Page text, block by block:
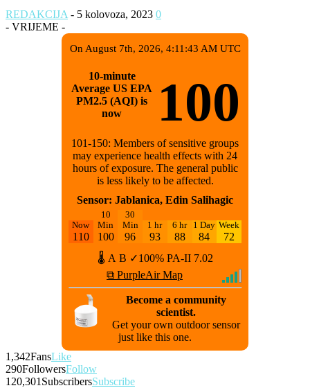
REDAKCIJA - 5 kolovoza, 2023 0
- VRIJEME -
On August 7th, 2026, 4:11:43 AM UTC
10-minute
Average US EPA
PM2.5 (AQI) is
now
100
101-150: Members of sensitive groups
may experience health effects with 24
hours of exposure. The general public
is less likely to be affected.
Sensor: Jablanica, Edin Salihagic
Now
110
10
Min
100
30
Min
96
1 hr
93
6 hr
88
1 Day
84
Week
72
🌡 A B ✓100% PA-II 7.02
⧉ PurpleAir Map
Become a community
scientist.
Get your own outdoor sensor
just like this one.
1,342FansLike
290FollowersFollow
120,301 SubscribersSubscribe